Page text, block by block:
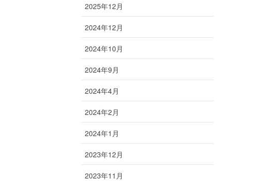
2025年12月
2024年12月
2024年10月
2024年9月
2024年4月
2024年2月
2024年1月
2023年12月
2023年11月